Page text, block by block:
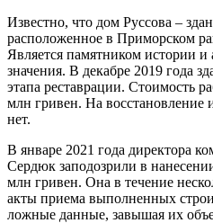
Известно, что дом Руссова –
расположенное в Приморском
Является памятником истории и
значения. В декабре 2019 года
этапа реставрации. Стоимость
млн гривен. На восстановление
нет.
В январе 2021 года директора
Сердюк заподозрили в
млн гривен. Она в течение
акты приема выполненных
ложные данные, завышая их